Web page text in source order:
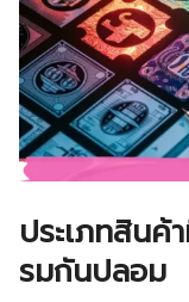
ประเภทสินค้
รมกันปลอม